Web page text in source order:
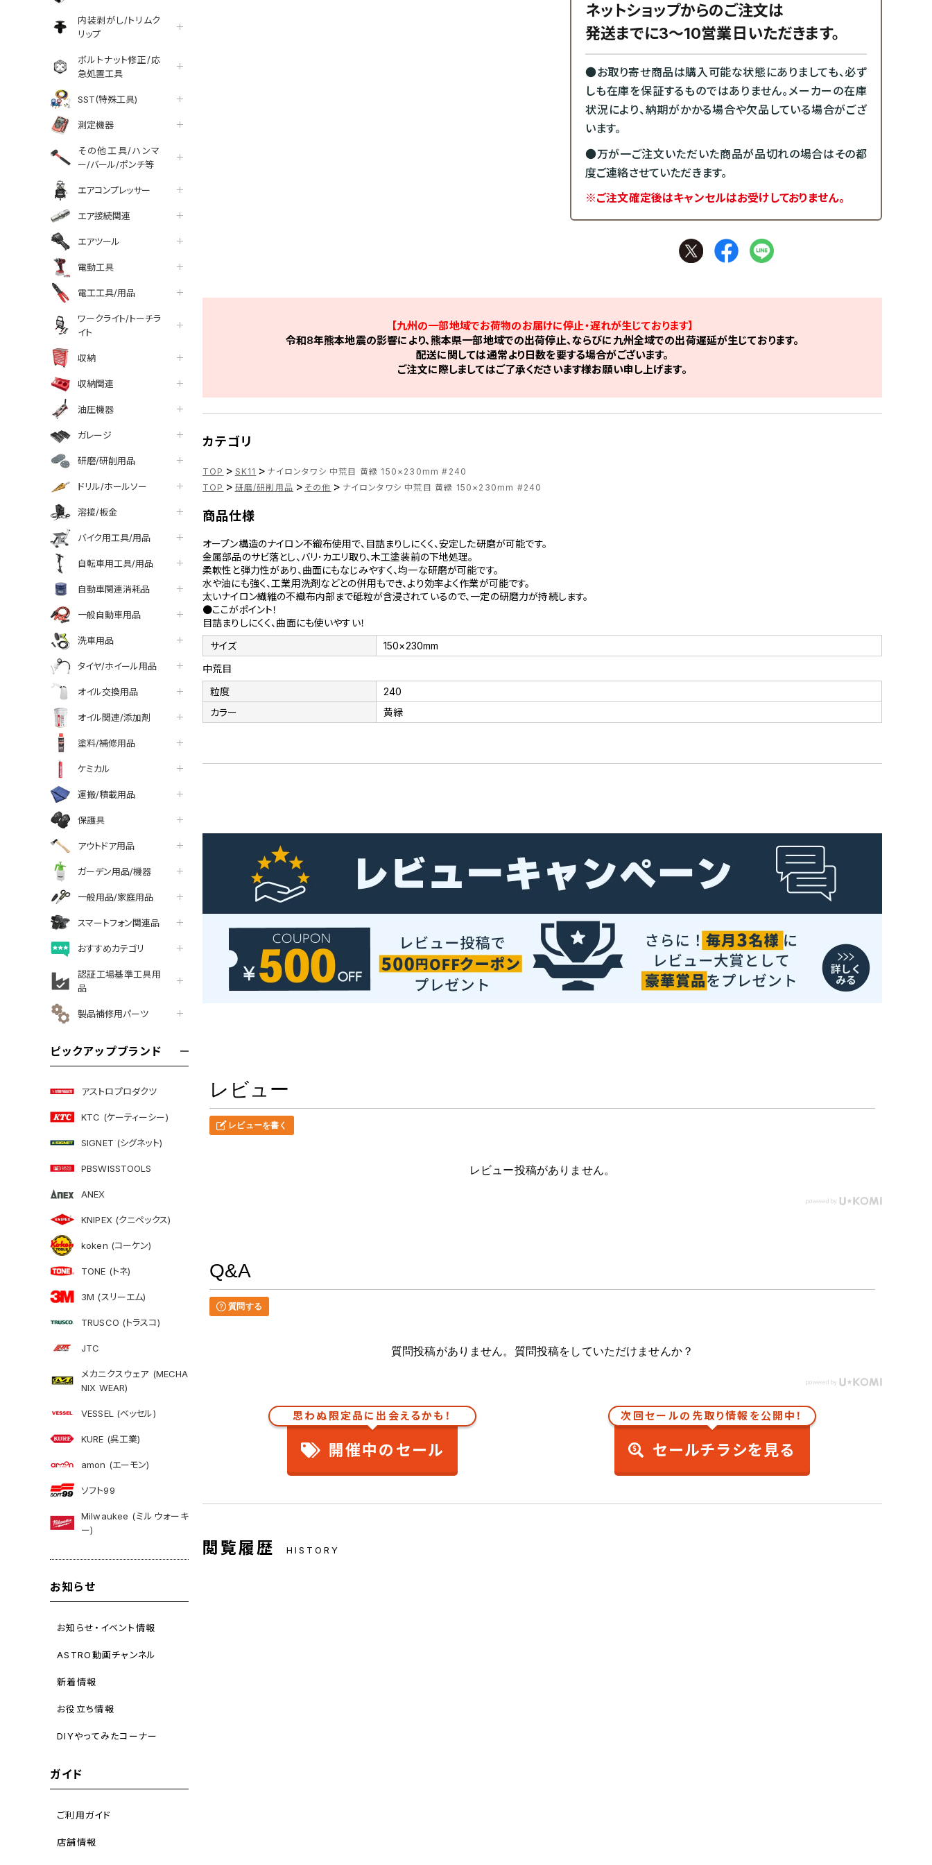
内装剥がし/トリムク
リップ
ボルトナット修正/応
急処置工具
SST(特殊工具)
測定機器
その他工具/ハンマ
ー/バール/ポンチ等
エアコンプレッサー
エア接続関連
エアツール
電動工具
電工工具/用品
ワークライト/トーチラ
イト
収納
収納関連
油圧機器
ガレージ
研磨/研削用品
ドリル/ホールソー
溶接/板金
バイク用工具/用品
自転車用工具/用品
自動車関連消耗品
一般自動車用品
洗車用品
タイヤ/ホイール用品
オイル交換用品
オイル関連/添加剤
塗料/補修用品
ケミカル
運搬/積載用品
保護具
アウトドア用品
ガーデン用品/機器
一般用品/家庭用品
スマートフォン関連品
おすすめカテゴリ
認証工場基準工具用
品
製品補修用パーツ
ピックアップブランド
アストロプロダクツ
KTC (ケーティーシー)
SIGNET (シグネット)
PBSWISSTOOLS
ANEX
KNIPEX (クニペックス)
koken (コーケン)
TONE (トネ)
3M (スリーエム)
TRUSCO (トラスコ)
JTC
メカニクスウェア (MECHA
NIX WEAR)
VESSEL (ベッセル)
KURE (呉工業)
amon (エーモン)
ソフト99
Milwaukee (ミルウォーキ
ー)
お知らせ
お知らせ・イベント情報
ASTRO動画チャンネル
新着情報
お役立ち情報
DIYやってみたコーナー
ガイド
ご利用ガイド
店舗情報
ネットショップからのご注文は
発送までに3～10営業日いただきます。
●お取り寄せ商品は購入可能な状態にありましても、必ず
しも在庫を保証するものではありません。メーカーの在庫
状況により、納期がかかる場合や欠品している場合がござ
います。
●万が一ご注文いただいた商品が品切れの場合はその都
度ご連絡させていただきます。
※ご注文確定後はキャンセルはお受けしておりません。
facebook
line
【九州の一部地域でお荷物のお届けに停止・遅れが生じております】
令和8年熊本地震の影響により、熊本県一部地域での出荷停止、ならびに九州全域での出荷遅延が生じております。
配送に関しては通常より日数を要する場合がございます。
ご注文に際しましてはご了承くださいます様お願い申し上げます。
カテゴリ
TOP > SK11 > ナイロンタワシ 中荒目 黄緑 150×230mm #240
TOP > 研磨/研削用品 > その他 > ナイロンタワシ 中荒目 黄緑 150×230mm #240
商品仕様
オープン構造のナイロン不織布使用で、目詰まりしにくく、安定した研磨が可能です。
金属部品のサビ落とし、バリ･カエリ取り、木工塗装前の下地処理。
柔軟性と弾力性があり、曲面にもなじみやすく、均一な研磨が可能です。
水や油にも強く、工業用洗剤などとの併用もでき、より効率よく作業が可能です。
太いナイロン繊維の不織布内部まで砥粒が含浸されているので、一定の研磨力が持続します。
●ここがポイント！
目詰まりしにくく、曲面にも使いやすい！
サイズ
150×230mm
中荒目
粒度
240
カラー
黄緑
レビュー
レビューを書く
レビュー投稿がありません。
Q&A
質問する
質問投稿がありません。質問投稿をしていただけませんか？
思わぬ限定品に出会えるかも！
開催中のセール
次回セールの先取り情報を公開中！
セールチラシを見る
閲覧履歴 HISTORY